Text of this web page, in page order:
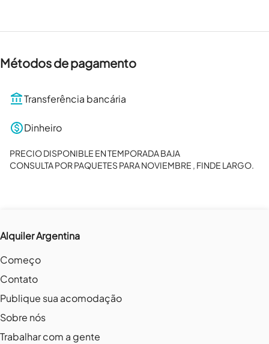
Métodos de pagamento
Transferência bancária
Dinheiro
PRECIO DISPONIBLE EN TEMPORADA BAJA
CONSULTA POR PAQUETES PARA NOVIEMBRE , FINDE LARGO.
Alquiler Argentina
Começo
Contato
Publique sua acomodação
Sobre nós
Trabalhar com a gente